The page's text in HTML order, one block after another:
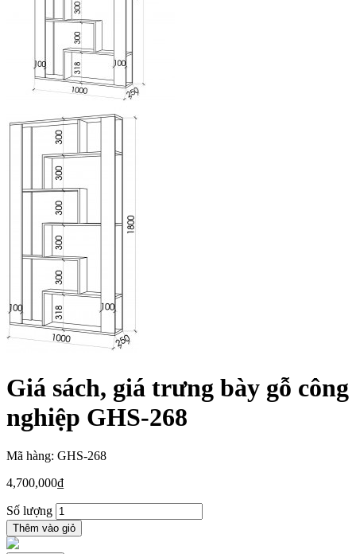
Giá sách, giá trưng bày gỗ công
nghiệp GHS-268
Mã hàng: GHS-268
4,700,000₫
Số lượng
Thêm vào giỏ